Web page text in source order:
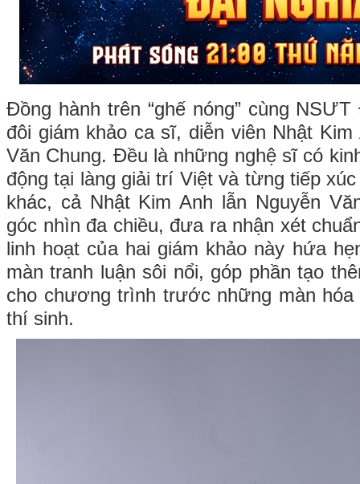
Đồng hành trên “ghế nóng” cùng
đôi giám khảo ca sĩ, diễn viên Nhật
Văn Chung. Đều là những nghệ sĩ có
động tại làng giải trí Việt và từng tiếp
khác, cả Nhật Kim Anh lẫn Nguyễn
góc nhìn đa chiều, đưa ra nhận xét
linh hoạt của hai giám khảo này hứa
màn tranh luận sôi nổi, góp phần tạo
cho chương trình trước những màn hóa
thí sinh.